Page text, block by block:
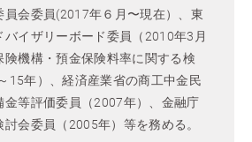
員会委員(2017年６月〜現在）、東
バイザリーボード委員（2010年3月
険機構・預金保険料率に関する検
15年）、経済産業省の商工中金民
金等評価委員（2007年）、金融庁
会委員（2005年）等を務める。